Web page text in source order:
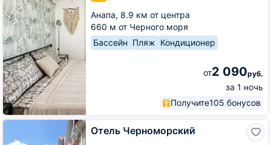
Анапа, 8.9 км от центра
660 м от Черного моря
Бассейн Пляж Кондиционер
от2 090руб.
за 1 ночь
Получите105 бонусов
156
Отель Черноморский
Отель